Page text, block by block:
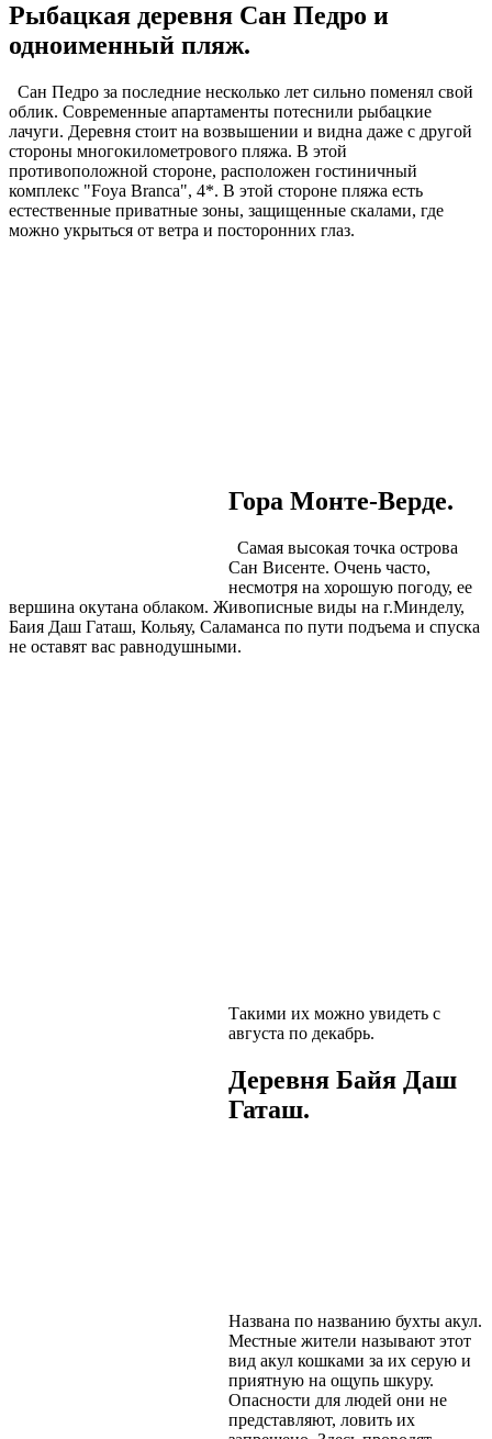
Рыбацкая деревня Сан Педро и
одноименный пляж.
Сан Педро за последние несколько лет сильно поменял свой
облик. Современные апартаменты потеснили рыбацкие
лачуги. Деревня стоит на возвышении и видна даже с другой
стороны многокилометрового пляжа. В этой
противоположной стороне, расположен гостиничный
комплекс "Foya Branca", 4*. В этой стороне пляжа есть
естественные приватные зоны, защищенные скалами, где
можно укрыться от ветра и посторонних глаз.
Гора Монте-Верде.
Самая высокая точка острова
Сан Висенте. Очень часто,
несмотря на хорошую погоду, ее
вершина окутана облаком. Живописные виды на г.Минделу,
Баия Даш Гаташ, Кольяу, Саламанса по пути подъема и спуска
не оставят вас равнодушными.
Такими их можно увидеть с
августа по декабрь.
Деревня Байя Даш
Гаташ.
Названа по названию бухты акул.
Местные жители называют этот
вид акул кошками за их серую и
приятную на ощупь шкуру.
Опасности для людей они не
представляют, ловить их